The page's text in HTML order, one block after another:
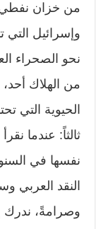
من خزان نفطي
وإسرائيل التي
نحو الصحراء
من الهلاك
الحيوية التي
ثالثاً: عندما
نفسها في
النقد العربي
وصرامةً، ندرك